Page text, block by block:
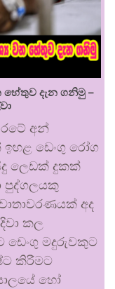
හේතුව දැන ගනිමු –
අන්
ඩෙංගු රෝග
ලෙඩක් දුකක්
පුද්ගලයකු
අද
කල
ඩෙංගු මදුරුවකුට
කිරීමට
හෝ